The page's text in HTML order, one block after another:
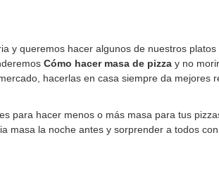
y queremos hacer algunos de nuestros
Cómo hacer masa de pizza y no
hacerlas en casa siempre da mejores
para hacer menos o más masa para tus
masa la noche antes y sorprender a todos